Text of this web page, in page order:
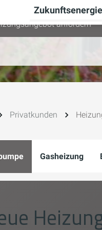
Zukunftsenergie
anfordern
Privatkunden
Gasheizung